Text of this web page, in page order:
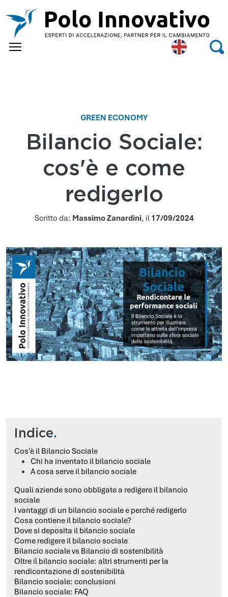
Eng
lish
GREEN ECONOMY
Bilancio Sociale:
cos'è e come
redigerlo
Scritto da: Massimo Zanardini, il 17/09/2024
Indice.
Cos'è il Bilancio Sociale
Chi ha inventato il bilancio sociale
A cosa serve il bilancio sociale
Quali aziende sono obbligate a redigere il bilancio
sociale
I vantaggi di un bilancio sociale e perché redigerlo
Cosa contiene il bilancio sociale?
Dove si deposita il bilancio sociale
Come redigere il bilancio sociale
Bilancio sociale vs Bilancio di sostenibilità
Oltre il bilancio sociale: altri strumenti per la
rendicontazione di sostenibilità
Bilancio sociale: conclusioni
Bilancio sociale: FAQ